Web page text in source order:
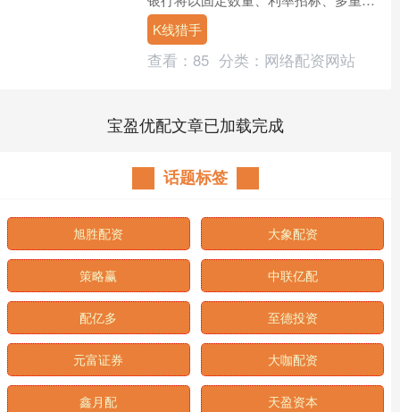
位中标方式开展10000亿元买断式逆回
购操作，期限....
K线猎手
查看： 85 分类： 网络配资网站
宝盈优配文章已加载完成
话题标签
旭胜配资 大象配资
策略赢 中联亿配
配亿多 至德投资
元富证券 大咖配资
鑫月配 天盈资本